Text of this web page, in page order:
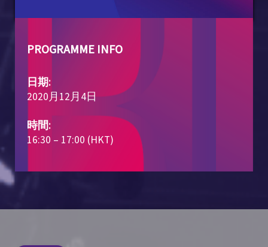
PROGRAMME INFO
日期:
2020月12月4日
時間:
16:30 – 17:00 (HKT)